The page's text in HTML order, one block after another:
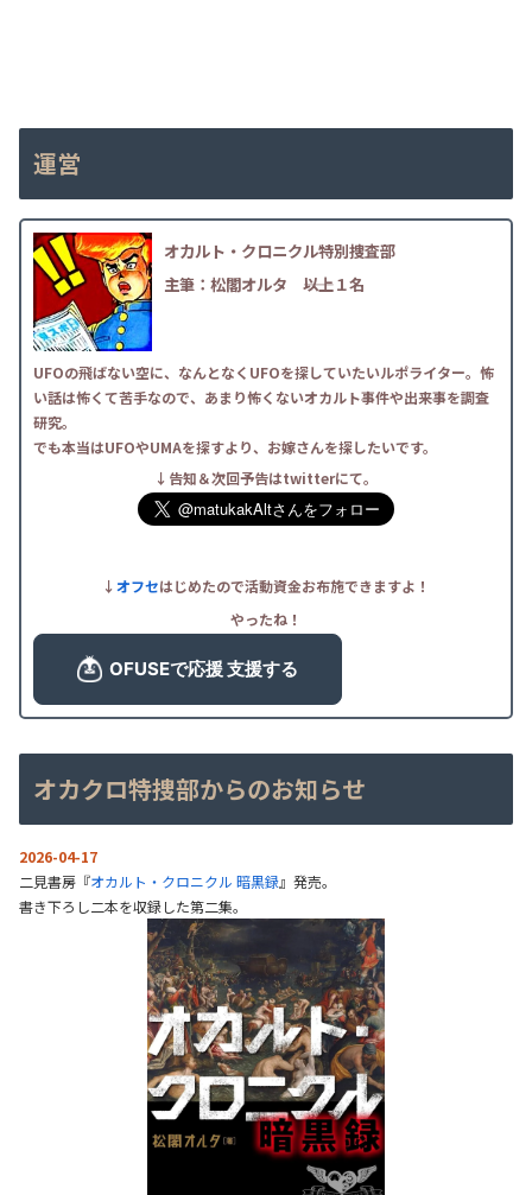
運営
オカルト・クロニクル特別捜査部
主筆：松閣オルタ ――以上１名
UFOの飛ばない空に、なんとなくUFOを探していたいルポライター。怖
い話は怖くて苦手なので、あまり怖くないオカルト事件や出来事を調査
研究。
でも本当はUFOやUMAを探すより、お嫁さんを探したいです。
↓告知＆次回予告はtwitterにて。
↓オフセはじめたので活動資金お布施できますよ！
やったね！
オカクロ特捜部からのお知らせ
2026-04-17
二見書房『オカルト・クロニクル 暗黒録』発売。
書き下ろし二本を収録した第二集。